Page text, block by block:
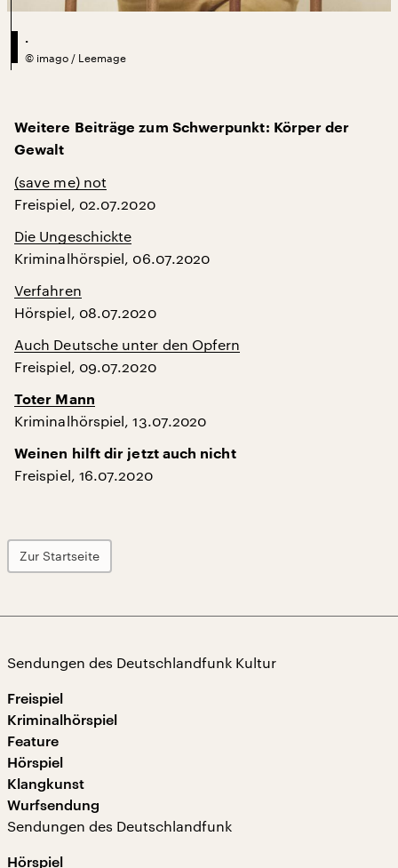
.
© imago / Leemage
Weitere Beiträge zum Schwerpunkt: Körper der
Gewalt
(save me) not
Freispiel, 02.07.2020
Die Ungeschickte
Kriminalhörspiel, 06.07.2020
Verfahren
Hörspiel, 08.07.2020
Auch Deutsche unter den Opfern
Freispiel, 09.07.2020
Toter Mann
Kriminalhörspiel, 13.07.2020
Weinen hilft dir jetzt auch nicht
Freispiel, 16.07.2020
Zur Startseite
Sendungen des Deutschlandfunk Kultur
Freispiel
Kriminalhörspiel
Feature
Hörspiel
Klangkunst
Wurfsendung
Sendungen des Deutschlandfunk
Hörspiel